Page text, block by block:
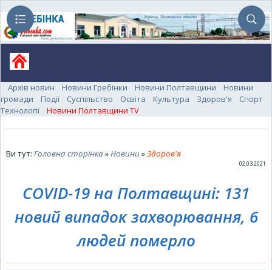
Архів новин Новини Гребінки Новини Полтавщини
Новини
громади
Події Суспільство Освіта Культура Здоров'я
Спорт
Технології
Новини Полтавщини TV
Ви тут: Головна сторінка» Новини»Здоров'я
02.03.2021
COVID-19 на Полтавщині: 131
новий випадок захворювання, 6
людей померло